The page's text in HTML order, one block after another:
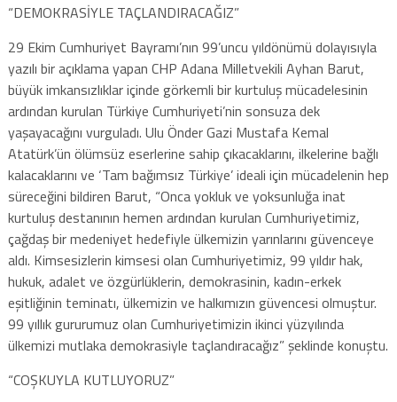
“DEMOKRASİYLE TAÇLANDIRACAĞIZ”
29 Ekim Cumhuriyet Bayramı’nın 99’uncu yıldönümü dolayısıyla
yazılı bir açıklama yapan CHP Adana Milletvekili Ayhan Barut,
büyük imkansızlıklar içinde görkemli bir kurtuluş mücadelesinin
ardından kurulan Türkiye Cumhuriyeti’nin sonsuza dek
yaşayacağını vurguladı. Ulu Önder Gazi Mustafa Kemal
Atatürk’ün ölümsüz eserlerine sahip çıkacaklarını, ilkelerine bağlı
kalacaklarını ve ‘Tam bağımsız Türkiye’ ideali için mücadelenin hep
süreceğini bildiren Barut, “Onca yokluk ve yoksunluğa inat
kurtuluş destanının hemen ardından kurulan Cumhuriyetimiz,
çağdaş bir medeniyet hedefiyle ülkemizin yarınlarını güvenceye
aldı. Kimsesizlerin kimsesi olan Cumhuriyetimiz, 99 yıldır hak,
hukuk, adalet ve özgürlüklerin, demokrasinin, kadın-erkek
eşitliğinin teminatı, ülkemizin ve halkımızın güvencesi olmuştur.
99 yıllık gururumuz olan Cumhuriyetimizin ikinci yüzyılında
ülkemizi mutlaka demokrasiyle taçlandıracağız” şeklinde konuştu.
“COŞKUYLA KUTLUYORUZ”